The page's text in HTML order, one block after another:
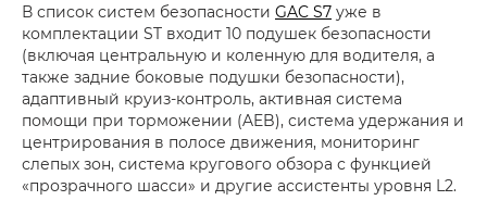
В список систем безопасности GAC S7 уже в
комплектации ST входит 10 подушек безопасности
(включая центральную и коленную для водителя, а
также задние боковые подушки безопасности),
адаптивный круиз-контроль, активная система
помощи при торможении (AEB), система удержания и
центрирования в полосе движения, мониторинг
слепых зон, система кругового обзора с функцией
«прозрачного шасси» и другие ассистенты уровня L2.